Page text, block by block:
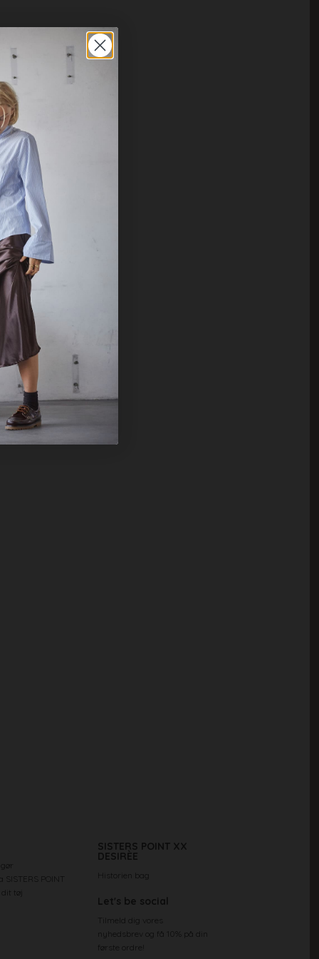
SISTERS POINT
dit tøj
SISTERS POINT XX
DESIRÈE
Historien bag
Let's be social
Tilmeld dig vores
nyhedsbrev og få 10% på din
første ordre!